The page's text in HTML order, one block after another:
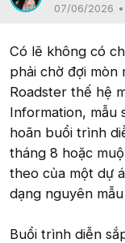
07/06/2026
Có lẽ không có
phải chờ đợi mòn
Roadster thế hệ
Information, mẫu
hoãn buổi trình
tháng 8 hoặc
theo của một dự
dạng nguyên
Buổi trình diễn